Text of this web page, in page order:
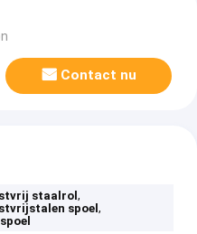
Contact nu
staalrol,
spoel,